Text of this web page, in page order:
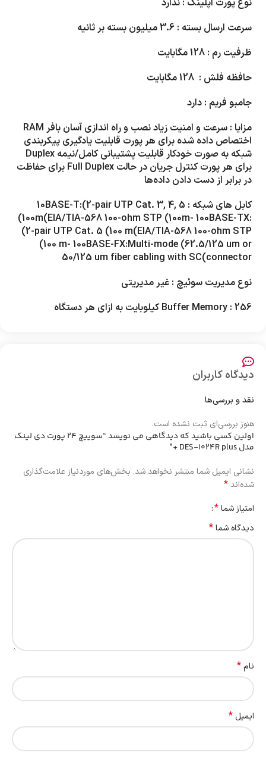
سرعت ارسال بسته : 3.6میلیون بسته بر ثانیه
ظرفیت رم : 128مگابایت
حافظه فلش : 128مگابایت
جامبو فریم : دارد
مزایا : سرعت و امنیت زیاد نصب و راه اندازی آسان بافر
اختصاص داده شده برای هر پورت قابلیت یادگیری پیکربندی
شبکه به صورت خودکار قابلیت پشتیبانی کامل/نیمه
برای هر پورت کنترل جریان در حالت
برای حفاظت
در برابر از دست دادن داده‌ها
کابل های شبکه : 10BASE-T:(2-pair UTP Cat. 3, 4, 5
(100m(EIA/TIA-568 100-ohm STP (100m- 100BASE-TX:
(2-pair UTP Cat. 5 (100 m(EIA/TIA-568 100-ohm STP
(100 m- 100BASE-FX:Multi-mode (62.5/125 um or
50/125 um fiber cabling with SC(connector
نوع مدیریت سوئیچ : غیر مدیریتی
Buffer Memory : 256 کیلوبایت به ازای هر دستگاه
دیدگاه کاربران
نقد و بررسی‌ها
هنوز بررسی‌ای ثبت نشده است.
اولین کسی باشید که دیدگاهی می نویسد “سوییچ 24 پورت دی لینک
مدل DES-1024R plus +”
نشانی ایمیل شما منتشر نخواهد شد. بخش‌های موردنیاز علامت‌گذاری
شده‌اند*
امتیاز شما*
دیدگاه شما*
نام*
ایمیل *